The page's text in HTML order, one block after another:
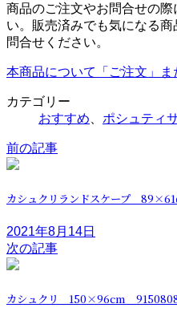
商品のご注文やお問合せの
い。販売済みでも気になる
問合せください。
本商品について「ご注文」
カテゴリー
おすすめ
ポシュティ
前の記事
カシュクリランドスケープ
2021年8月14日
次の記事
カシュクリ 150×96cm